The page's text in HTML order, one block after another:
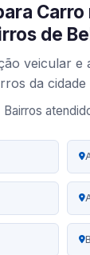
de
veicular e
da cidade
Bairros